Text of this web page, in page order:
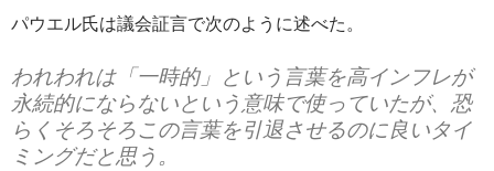
パウエル氏は議会証言で次のように述べた。
われわれは「一時的」という言葉を高インフレが
永続的にならないという意味で使っていたが、恐
らくそろそろこの言葉を引退させるのに良いタイ
ミングだと思う。